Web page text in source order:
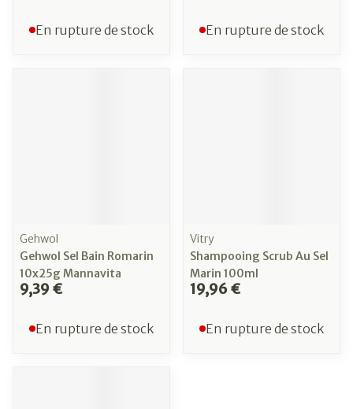
En rupture de stock En rupture de stock
Gehwol
Gehwol Sel Bain Romarin
10x25g Mannavita
9,39 €
En rupture de stock
Vitry
Shampooing Scrub Au Sel
Marin 100ml
19,96 €
En rupture de stock